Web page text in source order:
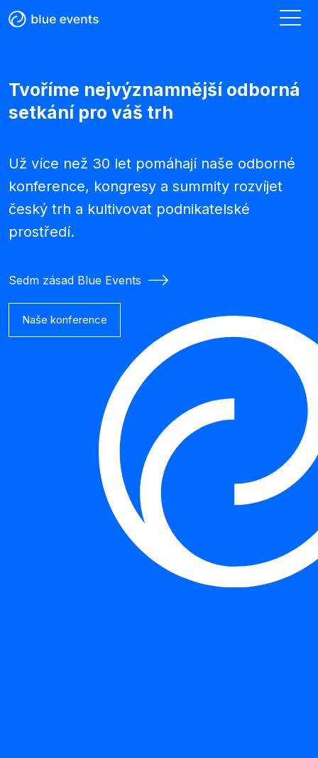
Tvoříme nejvýznamnější odborná
setkání pro váš trh
Už více než 30 let pomáhají naše odborné
konference, kongresy a summity rozvíjet
český trh a kultivovat podnikatelské
prostředí.
Naše konference
Sedm zásad Blue Events